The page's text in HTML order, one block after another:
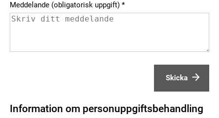
Meddelande (obligatorisk uppgift)
Skicka
Information om personuppgiftsbehandling